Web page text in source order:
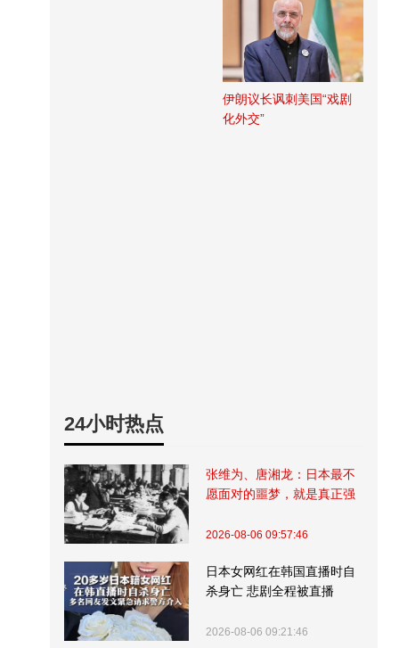
伊朗议长讽刺美国“戏剧
化外交”
24小时热点
张维为、唐湘龙：日本最不
愿面对的噩梦，就是真正强
2026-08-06 09:57:46
日本女网红在韩国直播时自
杀身亡 悲剧全程被直播
2026-08-06 09:21:46